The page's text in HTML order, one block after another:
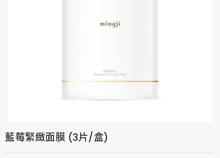
藍莓緊緻面膜 (3片/盒)